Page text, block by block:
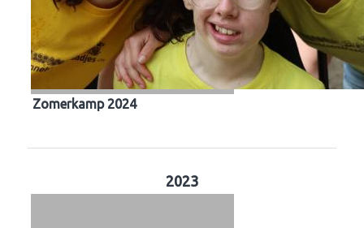
Zomerkamp 2024
2023